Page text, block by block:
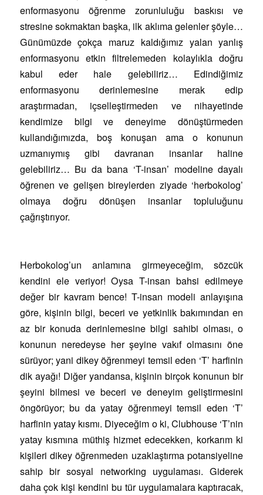
enformasyonu öğrenme zorunluluğu baskısı ve
stresine sokmaktan başka, ilk aklıma gelenler şöyle…
Günümüzde çokça maruz kaldığımız yalan yanlış
enformasyonu etkin filtrelemeden kolaylıkla doğru
kabul eder hale gelebiliriz… Edindiğimiz
enformasyonu derinlemesine merak edip
araştırmadan, içselleştirmeden ve nihayetinde
kendimize bilgi ve deneyime dönüştürmeden
kullandığımızda, boş konuşan ama o konunun
uzmanıymış gibi davranan insanlar haline
gelebiliriz… Bu da bana ‘T-insan’ modeline dayalı
öğrenen ve gelişen bireylerden ziyade ‘herbokolog’
olmaya doğru dönüşen insanlar topluluğunu
çağrıştırıyor.
Herbokolog’un anlamına girmeyeceğim, sözcük
kendini ele veriyor! Oysa T-insan bahsi edilmeye
değer bir kavram bence! T-insan modeli anlayışına
göre, kişinin bilgi, beceri ve yetkinlik bakımından en
az bir konuda derinlemesine bilgi sahibi olması, o
konunun neredeyse her şeyine vakıf olmasını öne
sürüyor; yani dikey öğrenmeyi temsil eden ‘T’ harfinin
dik ayağı! Diğer yandansa, kişinin birçok konunun bir
şeyini bilmesi ve beceri ve deneyim geliştirmesini
öngörüyor; bu da yatay öğrenmeyi temsil eden ‘T’
harfinin yatay kısmı. Diyeceğim o ki, Clubhouse ‘T’nin
yatay kısmına müthiş hizmet edecekken, korkarım ki
kişileri dikey öğrenmeden uzaklaştırma potansiyeline
sahip bir sosyal networking uygulaması. Giderek
daha çok kişi kendini bu tür uygulamalara kaptıracak,